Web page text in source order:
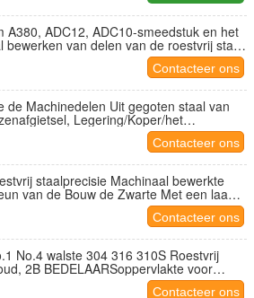
A380, ADC12, ADC10-smeedstuk en het
bewerken van delen van de roestvrij staal
Contacteer ons
de Machinedelen Uit gegoten staal van
Legering/Koper/het
van de Aluminiummatrijs
Contacteer ons
staalprecisie Machinaal bewerkte
van de Bouw de Zwarte Met een laag
Contacteer ons
No.4 walste 304 316 310S Roestvrij
2B BEDELAARSoppervlakte voor
Contacteer ons